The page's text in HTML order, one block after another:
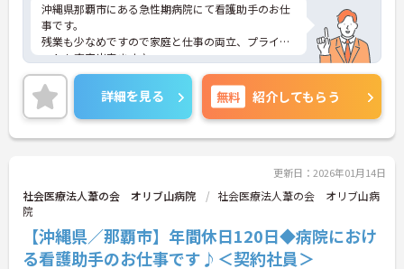
沖縄県那覇市にある急性期病院にて看護助手のお仕
事です。
残業も少なめですので家庭と仕事の両立、プライベ
ートも充実出来ます♪
ご興味ある方には、面接対策ポイントなど、さらに
詳細をお話しいたしますのでお気軽にご相談くださ
い。
詳細を見る 無料 紹介してもらう
更新日：2026年01月14日
社会医療法人葦の会 オリブ山病院
社会医療法人葦の会 オリブ山病
院
【沖縄県／那覇市】年間休日120日◆病院におけ
る看護助手のお仕事です♪＜契約社員＞